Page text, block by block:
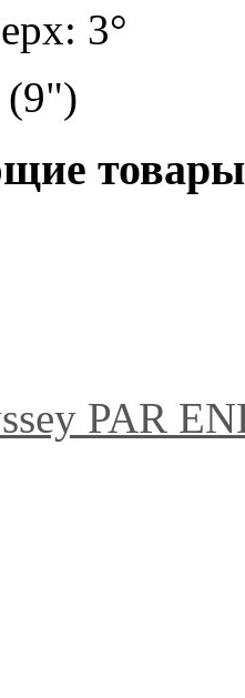
3°
(9")
товары
PAR